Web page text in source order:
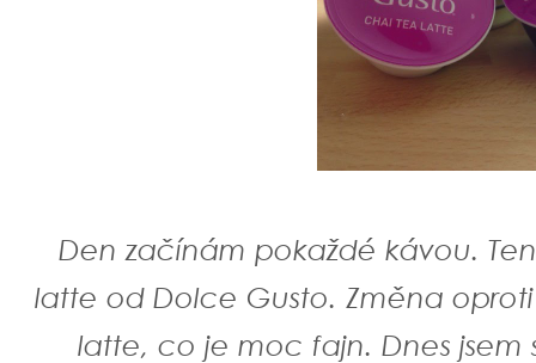
Den začínám pokaždé kávou.
latte od Dolce Gusto. Změna
latte, co je moc fajn. Dnes jsem